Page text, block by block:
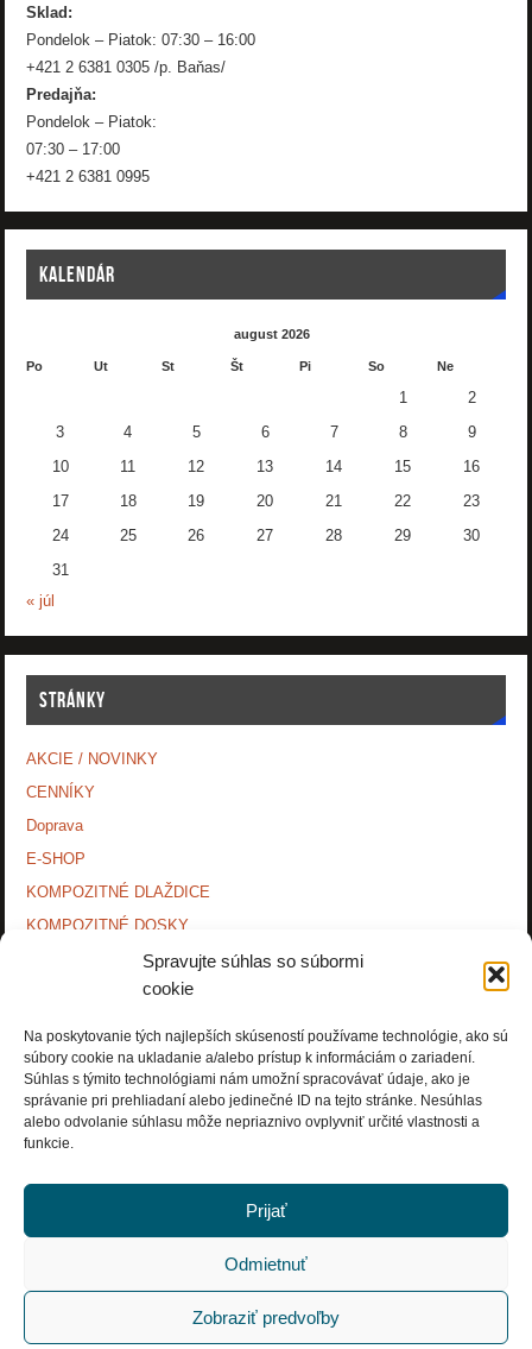
Spravujte súhlas so súbormi
cookie
Na poskytovanie tých najlepších skúseností používame technológie, ako sú
súbory cookie na ukladanie a/alebo prístup k informáciám o zariadení.
Súhlas s týmito technológiami nám umožní spracovávať údaje, ako je
správanie pri prehliadaní alebo jedinečné ID na tejto stránke. Nesúhlas
alebo odvolanie súhlasu môže nepriaznivo ovplyvniť určité vlastnosti a
funkcie.
Prijať
Odmietnuť
Zobraziť predvoľby
Sklad:
Pondelok – Piatok: 07:30 – 16:00
+421 2 6381 0305 /p. Baňas/
Predajňa:
Pondelok – Piatok:
07:30 – 17:00
+421 2 6381 0995
KALENDÁR
august 2026
Po Ut St Št Pi So Ne
1 2
3 4 5 6 7 8 9
10 11 12 13 14 15 16
17 18 19 20 21 22 23
24 25 26 27 28 29 30
31
« júl
STRÁNKY
AKCIE / NOVINKY
CENNÍKY
Doprava
E-SHOP
KOMPOZITNÉ DLAŽDICE
KOMPOZITNÉ DOSKY.
MONTÁŽNE NÁVODY
OCHRANA OSOBNÝCH ÚDAJOV
PRÍSLUŠENSTVO.
Zásady používania súborov cookie (EÚ)
Copyright © Rosnička Slovakia, a.s. 2018. All Rights Reserved.
POWERED BYPARABOLA&WORDPRESS.